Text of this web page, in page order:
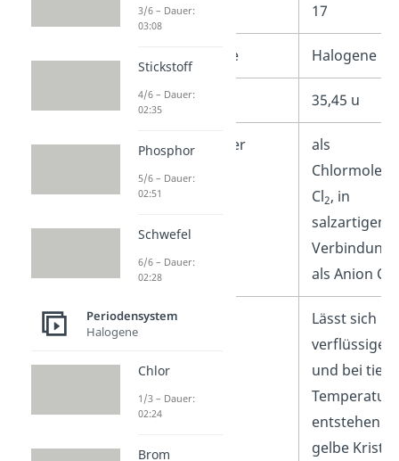
Ordnungszahl 17
Elementkategorie Halogene
Molare Masse 35,45 u
Vorkommen in der
Natur
als
Cl2, in
salzartigen
als Anion Cl
Besonderheiten
Lässt sich
verflüssigen
und bei
entstehen
gelbe
3/6 – Dauer:
03:08
Stickstoff
4/6 – Dauer:
02:35
Phosphor
5/6 – Dauer:
02:51
Schwefel
6/6 – Dauer:
02:28
Periodensystem
Halogene
Chlor
1/3 – Dauer:
02:24
Brom